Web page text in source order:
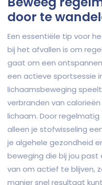
door te
Een essentiële tip voor
bij het afvallen is om
gaat om een
een actieve sportsessie
lichaamsbeweging
verbranden van
lichaam. Door
alleen je stofwisseling
je algehele gezondheid
beweging die bij jou
van om actief te blijven,
manier snel resultaat